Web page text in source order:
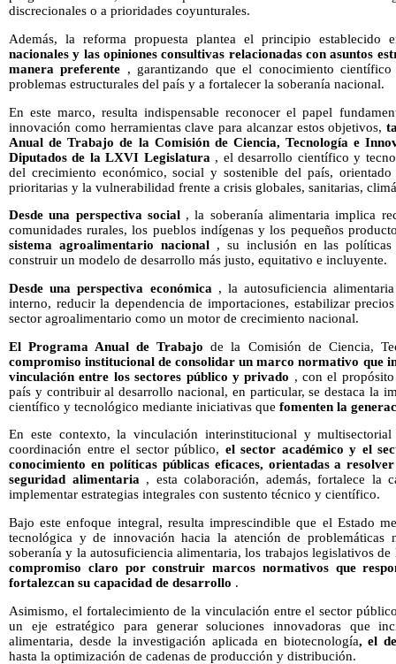
discrecionales o a prioridades coyunturales.
Además, la reforma propuesta plantea el principio
nacionales y las opiniones consultivas relacionadas con asuntos
manera preferente , garantizando que el conocimiento
problemas estructurales del país y a fortalecer la soberanía nacional.
En este marco, resulta indispensable reconocer el papel
innovación como herramientas clave para alcanzar estos objetivos,
Anual de Trabajo de la Comisión de Ciencia, Tecnología e
Diputados de la LXVI Legislatura , el desarrollo científico y
del crecimiento económico, social y sostenible del país, orientado
prioritarias y la vulnerabilidad frente a crisis globales, sanitarias,
Desde una perspectiva social, la soberanía alimentaria implica
comunidades rurales, los pueblos indígenas y los pequeños
sistema agroalimentario nacional, su inclusión en las políticas
construir un modelo de desarrollo más justo, equitativo e incluyente.
Desde una perspectiva económica , la autosuficiencia
interno, reducir la dependencia de importaciones, estabilizar
sector agroalimentario como un motor de crecimiento nacional.
El Programa Anual de Trabajo de la Comisión de Ciencia,
compromiso institucional de consolidar un marco normativo que
vinculación entre los sectores público y privado , con el
país y contribuir al desarrollo nacional, en particular, se destaca la
científico y tecnológico mediante iniciativas que fomenten la
En este contexto, la vinculación interinstitucional y
coordinación entre el sector público, el sector académico y el
conocimiento en políticas públicas eficaces, orientadas a
seguridad alimentaria, esta colaboración, además, fortalece la
implementar estrategias integrales con sustento técnico y científico.
Bajo este enfoque integral, resulta imprescindible que el Estado
tecnológica y de innovación hacia la atención de problemáticas
soberanía y la autosuficiencia alimentaria, los trabajos legislativos
compromiso claro por construir marcos normativos que
fortalezcan su capacidad de desarrollo .
Asimismo, el fortalecimiento de la vinculación entre el sector
un eje estratégico para generar soluciones innovadoras que
alimentaria, desde la investigación aplicada en biotecnología, el
hasta la optimización de cadenas de producción y distribución.